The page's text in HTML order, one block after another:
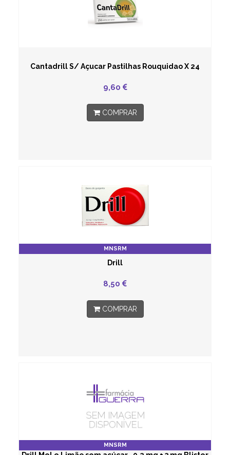
Cantadrill S/ Açucar Pastilhas Rouquidao X 24
9,60
COMPRAR
MNSRM
Drill
8,50
COMPRAR
MNSRM